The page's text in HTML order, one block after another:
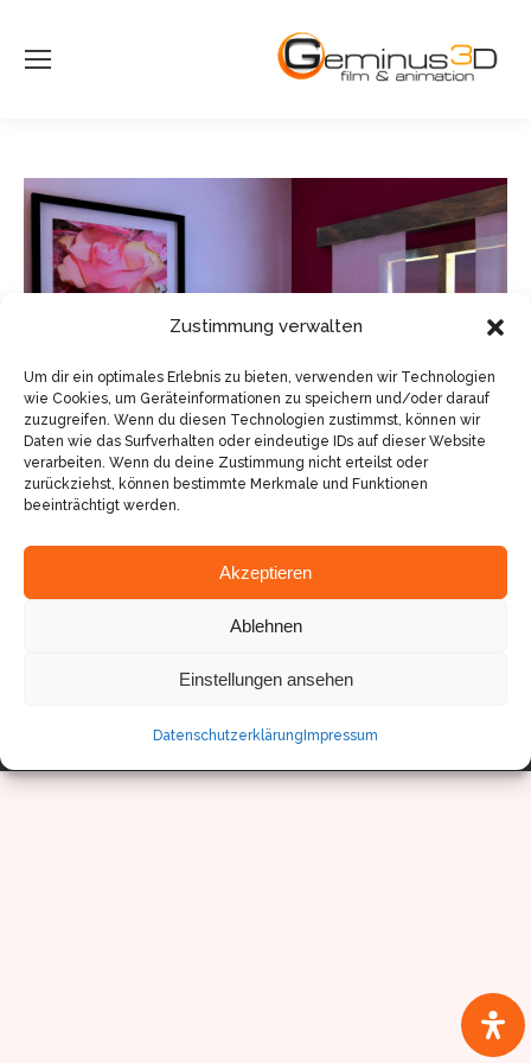
Zustimmung verwalten
Um dir ein optimales Erlebnis zu bieten, verwenden wir Technologien
wie Cookies, um Geräteinformationen zu speichern und/oder darauf
zuzugreifen. Wenn du diesen Technologien zustimmst, können wir
Daten wie das Surfverhalten oder eindeutige IDs auf dieser Website
verarbeiten. Wenn du deine Zustimmung nicht erteilst oder
zurückziehst, können bestimmte Merkmale und Funktionen
beeinträchtigt werden.
Akzeptieren
Ablehnen
Einstellungen ansehen
Datenschutzerklärung Impressum
Impressum/Datenschutz